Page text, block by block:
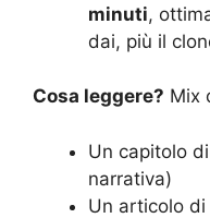
minuti,
dai, più il
Cosa leggere? Mix
Un capitolo
narrativa)
Un articolo